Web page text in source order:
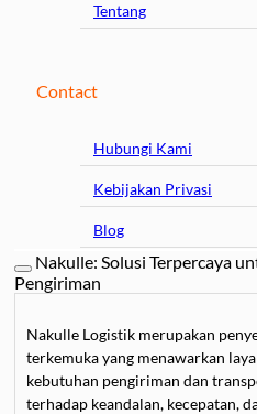
Tentang
Contact
Hubungi Kami
Kebijakan Privasi
Blog
Nakulle: Solusi Terpercaya
Pengiriman
Nakulle Logistik merupakan
terkemuka yang menawarkan
kebutuhan pengiriman dan
terhadap keandalan, kecepatan,